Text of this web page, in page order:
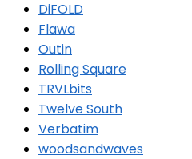
DiFOLD
Flawa
Outin
Rolling Square
TRVLbits
Twelve South
Verbatim
woodsandwaves